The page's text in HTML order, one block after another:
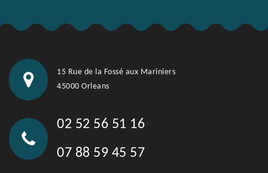
15 Rue de la Fossé aux Mariniers
45000 Orleans
02 52 56 51 16
07 88 59 45 57